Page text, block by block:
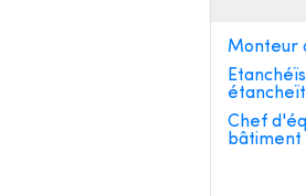
Monteur
Chef
bâtiment